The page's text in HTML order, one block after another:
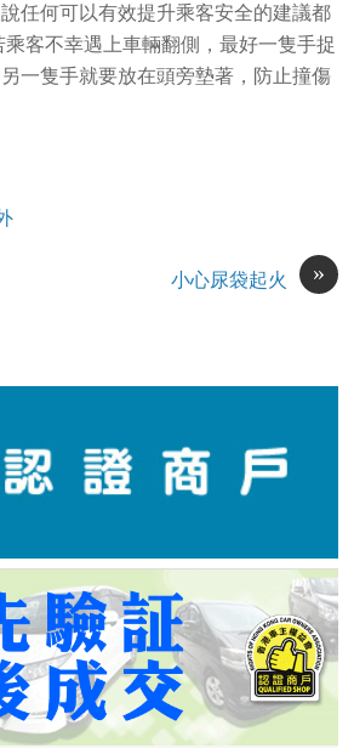
任何可以有效提升乘客安全的建議都
客不幸遇上車輛翻側，最好一隻手捉
一隻手就要放在頭旁墊著，防止撞傷
»
小心尿袋起火